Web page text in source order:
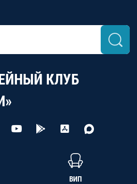
КЛУБ
ВИП